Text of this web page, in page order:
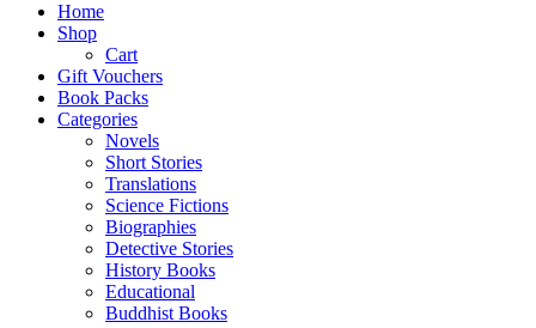
Home
Shop
Cart
Gift Vouchers
Book Packs
Categories
Novels
Short Stories
Translations
Science Fictions
Biographies
Detective Stories
History Books
Educational
Buddhist Books